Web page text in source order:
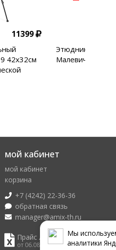
Мы
аналитики
11399
42х32см
Этюдник
Малевичъ
мой кабинет
мой кабинет
корзина
+7 (4242) 22-36-36
обратная связь
manager@amix-th.ru
Прайс лист
от 06.08.2026